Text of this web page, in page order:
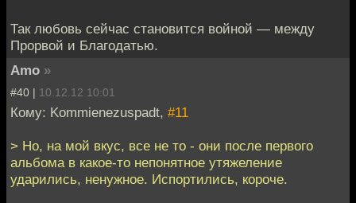
Так любовь сейчас становится войной — между
Прорвой и Благодатью.
Amo »
#40 | 10.12.12 10:01
Кому: Kommienezuspadt, #11
> Но, на мой вкус, все не то - они после первого
альбома в какое-то непонятное утяжеление
ударились, ненужное. Испортились, короче.